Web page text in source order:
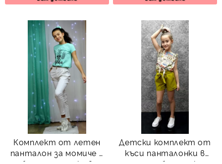
Комплект от летен
панталон за момиче в
Детски комплект от
къси панталонки в